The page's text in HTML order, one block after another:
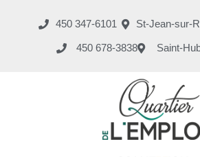
450 347-6101 St-Jean-sur-
450 678-3838 Saint-